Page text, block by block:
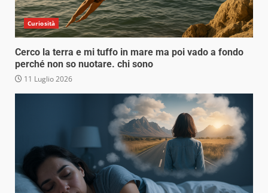
Curiosità
Cerco la terra e mi tuffo in mare ma poi vado a fondo
perché non so nuotare. chi sono
11 Luglio 2026